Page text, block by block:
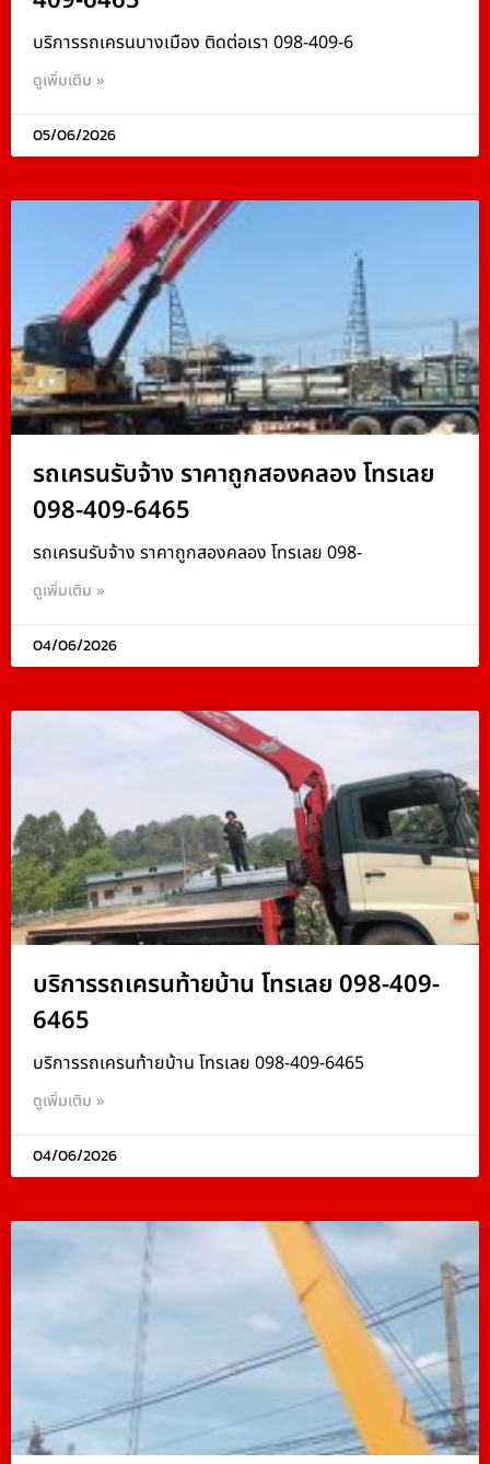
บริการรถเครนบางเมือง ติดต่อเรา 098-409-6
ดูเพิ่มเติม »
05/06/2026
รถเครนรับจ้าง ราคาถูกสองคลอง โทรเลย
098-409-6465
รถเครนรับจ้าง ราคาถูกสองคลอง โทรเลย 098-
ดูเพิ่มเติม »
04/06/2026
บริการรถเครนท้ายบ้าน โทรเลย 098-409-
6465
บริการรถเครนท้ายบ้าน โทรเลย 098-409-6465
ดูเพิ่มเติม »
04/06/2026